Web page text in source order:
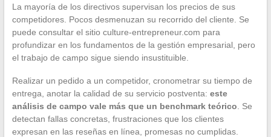
La mayoría de los directivos supervisan los precios de sus
competidores. Pocos desmenuzan su recorrido del cliente. Se
puede consultar el sitio culture-entrepreneur.com para
profundizar en los fundamentos de la gestión empresarial, pero
el trabajo de campo sigue siendo insustituible.
Realizar un pedido a un competidor, cronometrar su tiempo de
entrega, anotar la calidad de su servicio postventa: este
análisis de campo vale más que un benchmark teórico . Se
detectan fallas concretas, frustraciones que los clientes
expresan en las reseñas en línea, promesas no cumplidas.